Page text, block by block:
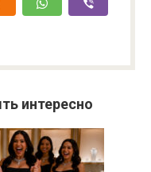
интересно